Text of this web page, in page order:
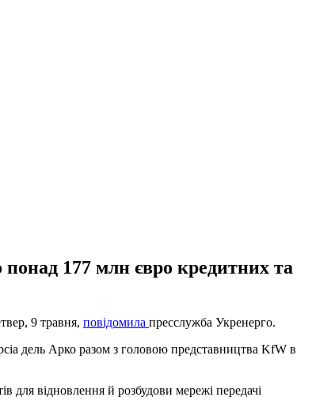
177 млн євро кредитних та
9 травня, повідомила пресслужба Укренерго.
дель Арко разом з головою представництва KfW в
для відновлення й розбудови мережі передачі